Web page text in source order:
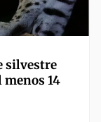
silvestre
14